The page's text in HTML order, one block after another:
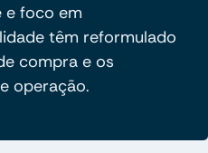
e foco em
têm reformulado
compra e os
operação.